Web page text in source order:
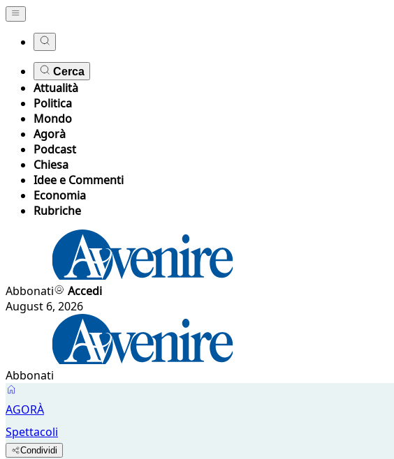
Cerca
Attualità
Politica
Mondo
Agorà
Podcast
Chiesa
Idee e Commenti
Economia
Rubriche
Abbonati
Accedi
August 6, 2026
Abbonati
AGORÀ
Spettacoli
Condividi